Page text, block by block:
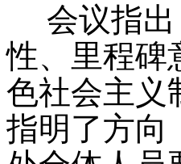
会议指
性、里程碑
色社会主义
指明了方向